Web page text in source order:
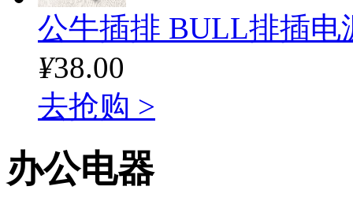
公牛插排 BULL排插电
¥38.00
去抢购 >
办公电器